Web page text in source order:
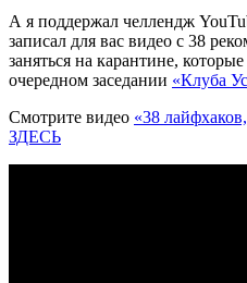
А я поддержал челлендж
записал для вас видео с 38
заняться на карантине,
очередном заседании «Клуба
Смотрите видео «38
ЗДЕСЬ